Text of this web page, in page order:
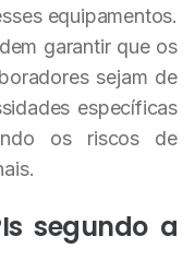
equipamentos.
garantir que os
sejam de
específicas
os riscos de
segundo a